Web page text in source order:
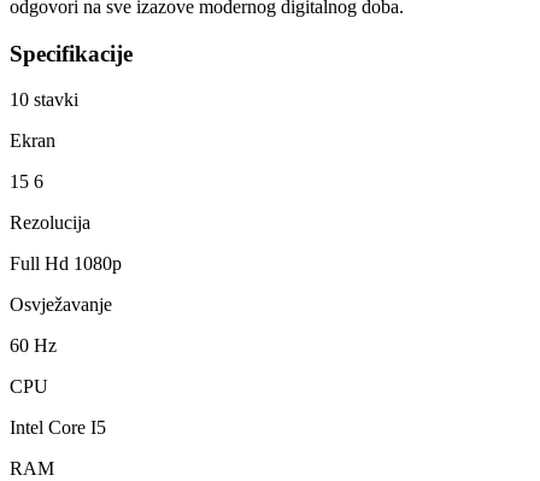
odgovori na sve izazove modernog digitalnog doba.
Specifikacije
10 stavki
Ekran
15 6
Rezolucija
Full Hd 1080p
Osvježavanje
60 Hz
CPU
Intel Core I5
RAM